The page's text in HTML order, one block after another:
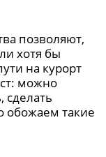
позволяют,
хотя бы
на курорт
можно
сделать
обожаем такие